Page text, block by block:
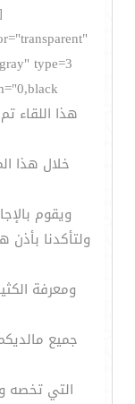
type=3
هذا اللقاء
خلال هذا
ويقوم
ولتأكدنا بأذن
ومعرفة
جميع
التي تخصه